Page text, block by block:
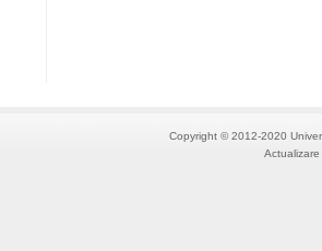
Copyright © 2012-2020